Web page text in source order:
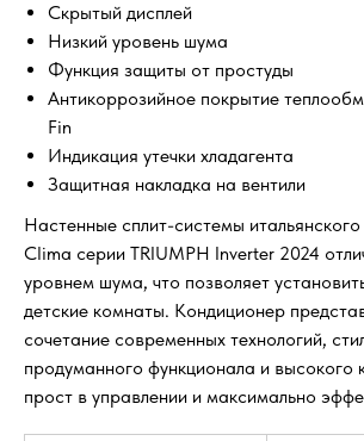
Скрытый дисплей
Низкий уровень шума
Функция защиты от простуды
Антикоррозийное покрытие
Fin
Индикация утечки хладагента
Защитная накладка на вентили
Настенные сплит-системы
Clima серии TRIUMPH Inverter 2024
уровнем шума, что позволяет
детские комнаты. Кондиционер
сочетание современных технологий,
продуманного функционала и высокого
прост в управлении и максимально